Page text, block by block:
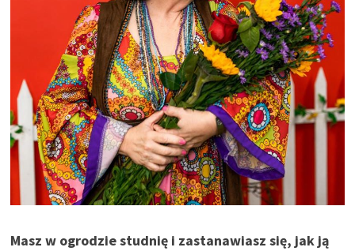
Masz w ogrodzie studnię i zastanawiasz się, jak ją